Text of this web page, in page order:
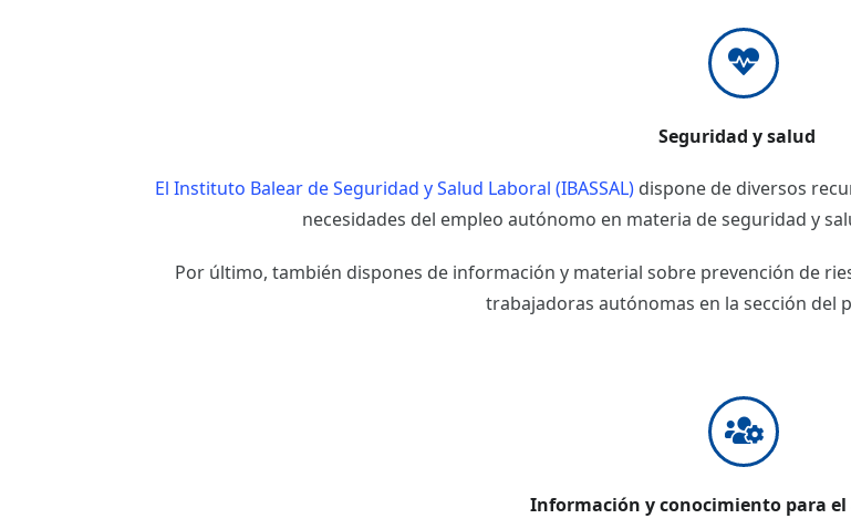
Seguridad y salud
El Instituto Balear de Seguridad y Salud Laboral (IBASSAL)dispone de diversos
necesidades del empleo autónomo en materia de seguridad y
Por último, también dispones de información y material sobre prevención de
trabajadoras autónomas en la sección del
Información y conocimiento para